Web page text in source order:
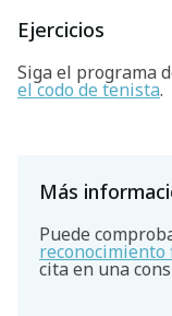
Ejercicios
Siga el programa
el codo de tenista.
Más
Puede
cita en una